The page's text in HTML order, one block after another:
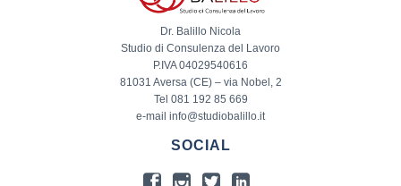
Dr. Balillo Nicola
Studio di Consulenza del Lavoro
P.IVA 04029540616
81031 Aversa (CE) – via Nobel, 2
Tel 081 192 85 669
e-mail info@studiobalillo.it
SOCIAL